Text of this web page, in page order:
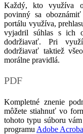
Každý, kto využíva
povinný sa
portálu využíva,
vyjadril súhlas s ich
dodržiavať. Pri
dodržiavať taktiež
morálne pravidlá.
PDF
Kompletné znenie
môžete stiahnuť vo
tohoto typu súboru
programu Adobe